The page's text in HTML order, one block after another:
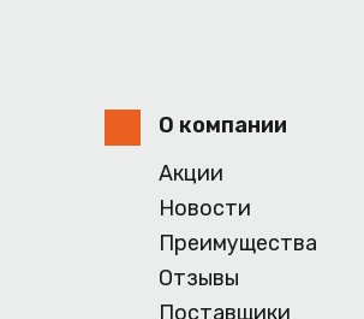
О компании
Акции
Новости
Преимущества
Отзывы
Поставщики